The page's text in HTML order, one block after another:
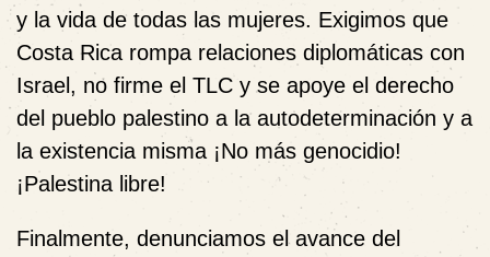
y la vida de todas las mujeres. Exigimos que
Costa Rica rompa relaciones diplomáticas con
Israel, no firme el TLC y se apoye el derecho
del pueblo palestino a la autodeterminación y a
la existencia misma ¡No más genocidio!
¡Palestina libre!
Finalmente, denunciamos el avance del